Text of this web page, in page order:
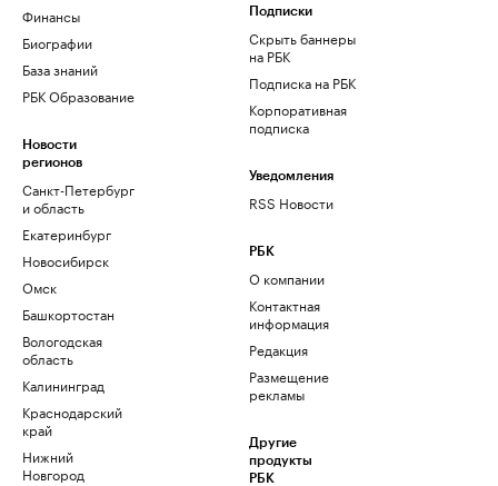
Финансы
Биографии
База знаний
РБК Образование
Новости
регионов
Санкт-Петербург
и область
Екатеринбург
Новосибирск
Омск
Башкортостан
Вологодская
область
Калининград
Краснодарский
край
Нижний
Новгород
Подписки
Скрыть баннеры
на РБК
Подписка на РБК
Корпоративная
подписка
Уведомления
RSS Новости
РБК
О компании
Контактная
информация
Редакция
Размещение
рекламы
Другие
продукты
РБК